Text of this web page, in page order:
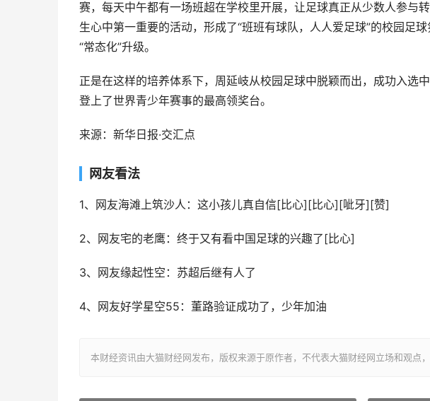
赛，每天中午都有一场班超在学校里开展，让足球真正从少数人参与
生心中第一重要的活动，形成了“班班有球队，人人爱足球”的校园足
“常态化”升级。
正是在这样的培养体系下，周延岐从校园足球中脱颖而出，成功入选
登上了世界青少年赛事的最高领奖台。
来源：新华日报·交汇点
网友看法
1、网友海滩上筑沙人：这小孩儿真自信[比心][比心][呲牙][赞]
2、网友宅的老鹰：终于又有看中国足球的兴趣了[比心]
3、网友缘起性空：苏超后继有人了
4、网友好学星空55：董路验证成功了，少年加油
本财经资讯由大猫财经网发布，版权来源于原作者，不代表大猫财经网立场和观点